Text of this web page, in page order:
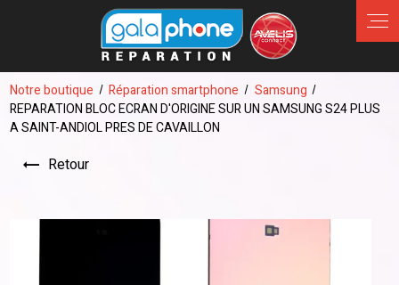
Notre boutique Réparation smartphone
Samsung
REPARATION BLOC ECRAN D'ORIGINE SUR UN SAMSUNG S24 PLUS
A SAINT-ANDIOL PRES DE CAVAILLON
Retour
Panneau de gestion des cookies